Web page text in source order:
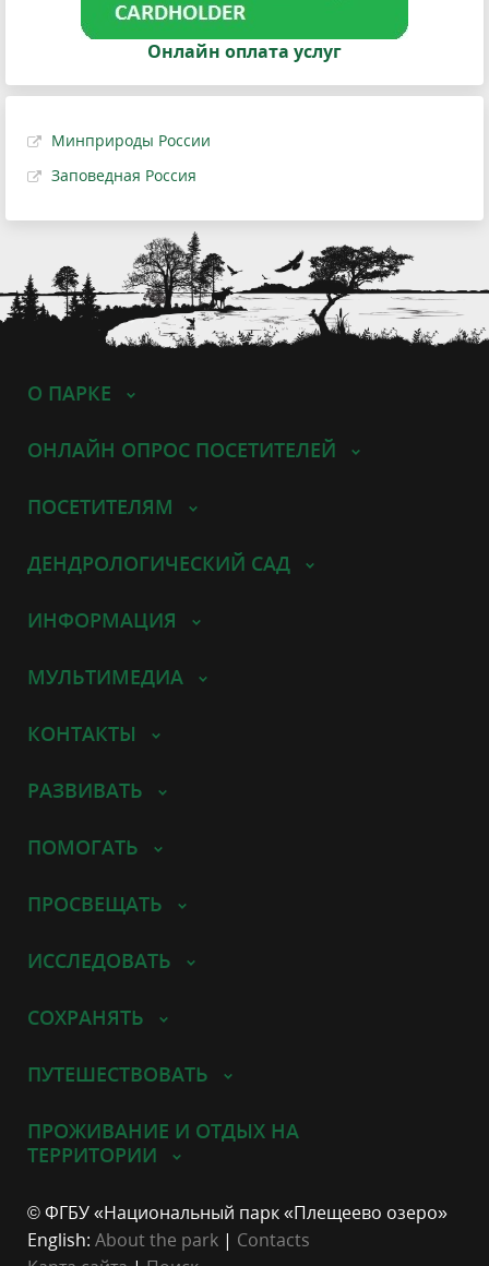
Онлайн оплата услуг
Минприроды России
Заповедная Россия
О ПАРКЕ
ОНЛАЙН ОПРОС ПОСЕТИТЕЛЕЙ
ПОСЕТИТЕЛЯМ
ДЕНДРОЛОГИЧЕСКИЙ САД
ИНФОРМАЦИЯ
МУЛЬТИМЕДИА
КОНТАКТЫ
РАЗВИВАТЬ
ПОМОГАТЬ
ПРОСВЕЩАТЬ
ИССЛЕДОВАТЬ
СОХРАНЯТЬ
ПУТЕШЕСТВОВАТЬ
ПРОЖИВАНИЕ И ОТДЫХ НА
ТЕРРИТОРИИ
© ФГБУ «Национальный парк «Плещеево озеро»
English: About the park | Contacts